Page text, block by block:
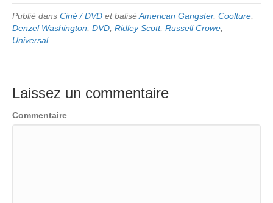
Publié dans Ciné / DVD et baliséAmerican Gangster, Coolture
Denzel Washington DVD Ridley Scott, Russell Crowe
Universal
Laissez un commentaire
Commentaire